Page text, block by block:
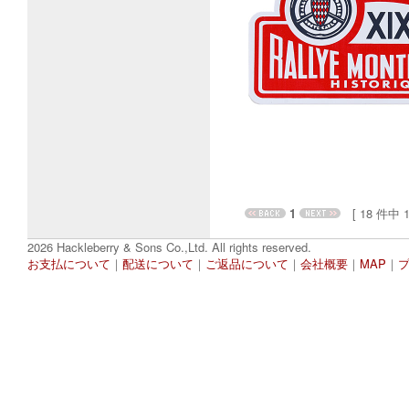
1
[ 18 件中 1
2026 Hackleberry & Sons Co.,Ltd. All rights reserved.
お支払について ｜ 配送について ｜ ご返品について ｜ 会社概要 ｜ MAP ｜